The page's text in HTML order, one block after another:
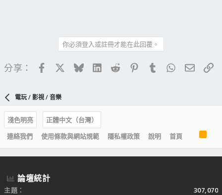
你必須登入或註冊才能在此回覆。
分享： FacebookBlueskyLinkedIn
Reddit PinterestTumblrWhatsApp
電子
電玩 / 影視 / 音樂
淺色明亮
正體中文（台灣）
連絡我們
使用條款與網站規範 隱私權政策 說明 首頁
S
論壇統計
主題
307,070